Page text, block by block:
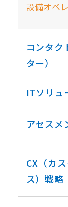
設備オペ
コンタク
ター）
ITソリュ
アセスメ
CX（カ
ス）戦略